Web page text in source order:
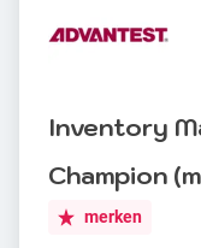
Inventory
Champion
merken